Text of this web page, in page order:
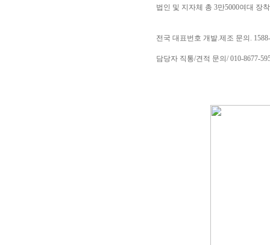
법인 및 지자체 총 3만5000여대 장
전국 대표번호 개발.제조 문의.
담당자 직통/견적 문의/ 010-8677-